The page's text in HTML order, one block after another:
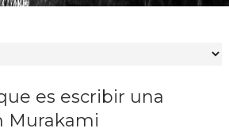
es escribir una
Murakami